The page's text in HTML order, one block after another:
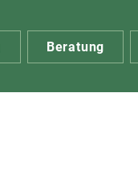
Beratung